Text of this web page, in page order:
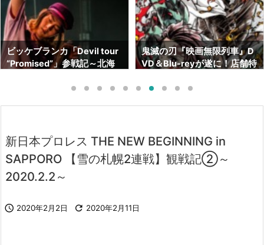
次へ

検索
鬼滅の刃『映画無限列車』D
VD＆Blu-reyが遂に！店舗特
でも予約出来ます】
鬼滅の刃画集『幾星霜』が素
晴らしい！！ネタバレも！！
も売ってます】
新日本プロレス THE NEW BEGINNING in
SAPPORO 【雪の札幌2連戦】観戦記②～
2020.2.2～
 2020年2月2日  2020年2月11日